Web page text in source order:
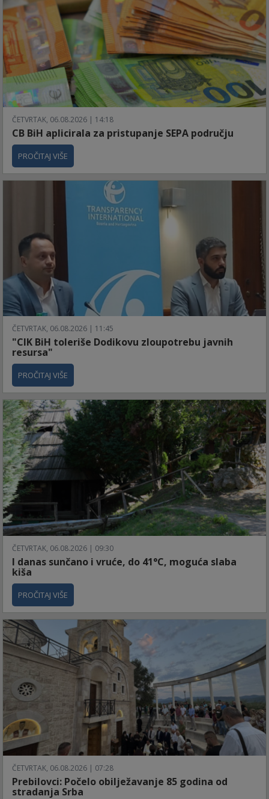
ČETVRTAK, 06.08.2026 | 14:18
CB BiH aplicirala za pristupanje SEPA području
PROČITAJ VIŠE
ČETVRTAK, 06.08.2026 | 11:45
"CIK BiH toleriše Dodikovu zloupotrebu javnih
resursa"
PROČITAJ VIŠE
ČETVRTAK, 06.08.2026 | 09:30
I danas sunčano i vruće, do 41°C, moguća slaba
kiša
PROČITAJ VIŠE
ČETVRTAK, 06.08.2026 | 07:28
Prebilovci: Počelo obilježavanje 85 godina od
stradanja Srba